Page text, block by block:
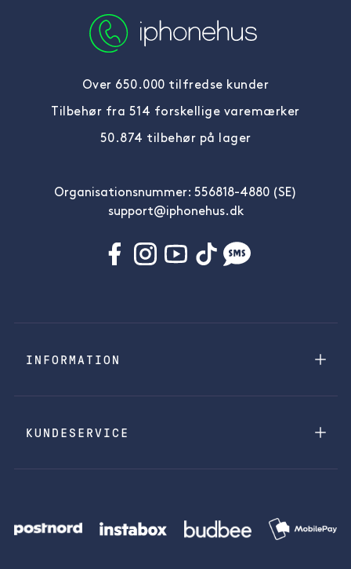
Over 650.000 tilfredse kunder
Tilbehør fra 514 forskellige varemærker
50.874 tilbehør på lager
Organisationsnummer: 556818-4880 (SE)
support@iphonehus.dk
INFORMATION
KUNDESERVICE